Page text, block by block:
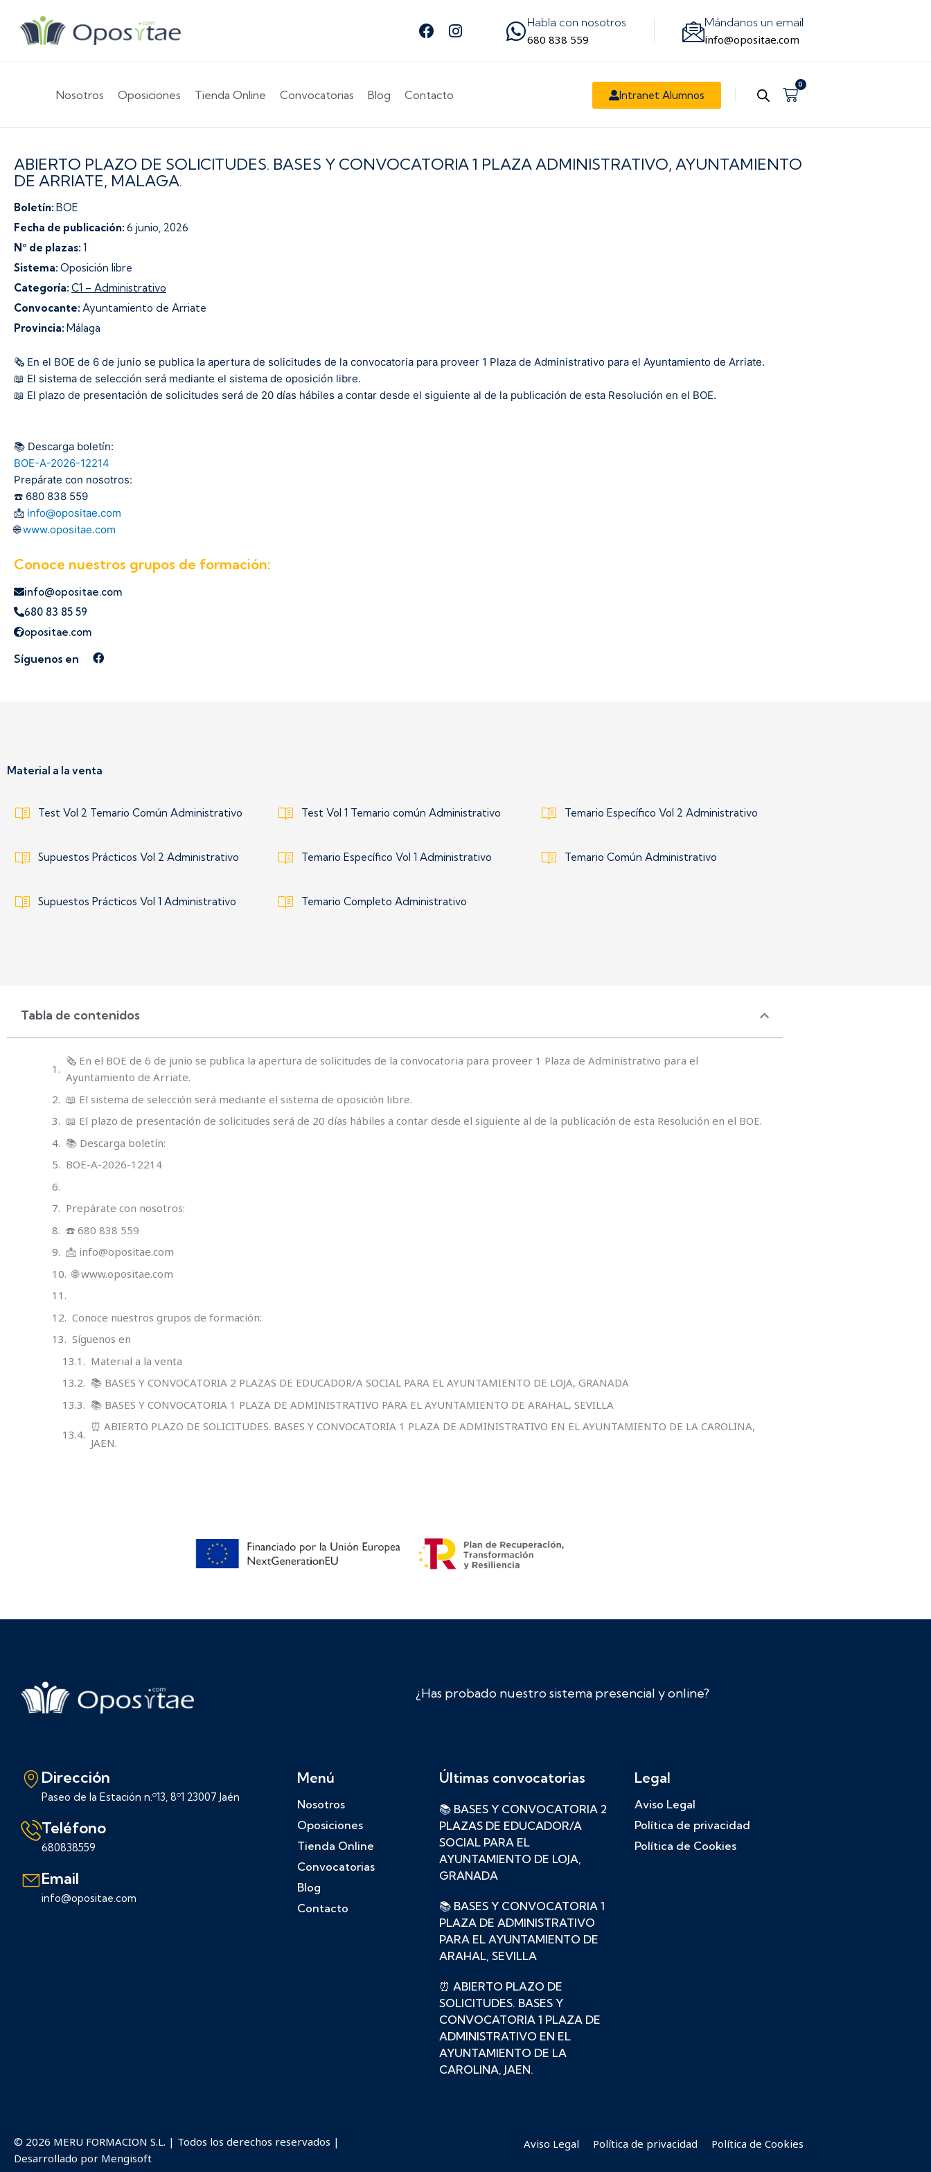
Facebook
Síguenos en Facebook
Instagram
Síguenos en Instagram
Habla con nosotros
680 838 559
Mándanos un email
info@opositae.com
Nosotros Oposiciones Tienda Online Convocatorias Blog Contacto Intranet Alumnos
0
Carrito
ABIERTO PLAZO DE SOLICITUDES. BASES Y CONVOCATORIA 1 PLAZA ADMINISTRATIVO, AYUNTAMIENTO
DE ARRIATE, MALAGA.
Boletín: BOE
Fecha de publicación: 6 junio, 2026
Nº de plazas: 1
Sistema: Oposición libre
Categoría: C1 – Administrativo
Convocante: Ayuntamiento de Arriate
Provincia: Málaga
🗞️ En el BOE de 6 de junio se publica la apertura de solicitudes de la convocatoria para proveer 1 Plaza de Administrativo para el Ayuntamiento de Arriate.
📖 El sistema de selección será mediante el sistema de oposición libre.
📖 El plazo de presentación de solicitudes será de 20 días hábiles a contar desde el siguiente al de la publicación de esta Resolución en el BOE.
📚 Descarga boletín:
BOE-A-2026-12214
Prepárate con nosotros:
☎️ 680 838 559
📩 info@opositae.com
🌐www.opositae.com
Conoce nuestros grupos de formación:
info@opositae.com
680 83 85 59
opositae.com
Síguenos en Síguenos en Facebook
Material a la venta
Test Vol 2 Temario Común Administrativo Test Vol 1 Temario común Administrativo Temario Específico Vol 2 Administrativo
Supuestos Prácticos Vol 2 Administrativo Temario Específico Vol 1 Administrativo Temario Común Administrativo
Supuestos Prácticos Vol 1 Administrativo Temario Completo Administrativo
Tabla de contenidos
🗞️ En el BOE de 6 de junio se publica la apertura de solicitudes de la convocatoria para proveer 1 Plaza de Administrativo para el
Ayuntamiento de Arriate.
📖 El sistema de selección será mediante el sistema de oposición libre.
📖 El plazo de presentación de solicitudes será de 20 días hábiles a contar desde el siguiente al de la publicación de esta Resolución en el BOE.
📚 Descarga boletín:
BOE-A-2026-12214
Prepárate con nosotros:
☎️ 680 838 559
📩 info@opositae.com
🌐 www.opositae.com
Conoce nuestros grupos de formación:
Síguenos en
Material a la venta
📚 BASES Y CONVOCATORIA 2 PLAZAS DE EDUCADOR/A SOCIAL PARA EL AYUNTAMIENTO DE LOJA, GRANADA
📚 BASES Y CONVOCATORIA 1 PLAZA DE ADMINISTRATIVO PARA EL AYUNTAMIENTO DE ARAHAL, SEVILLA
⏰ ABIERTO PLAZO DE SOLICITUDES. BASES Y CONVOCATORIA 1 PLAZA DE ADMINISTRATIVO EN EL AYUNTAMIENTO DE LA CAROLINA,
JAEN.
¿Has probado nuestro sistema presencial y online?
Dirección
Paseo de la Estación n.º13, 8º1 23007 Jaén
Teléfono
680838559
Email
info@opositae.com
Menú
Nosotros
Oposiciones
Tienda Online
Convocatorias
Blog
Contacto
Últimas convocatorias
📚 BASES Y CONVOCATORIA 2
PLAZAS DE EDUCADOR/A
SOCIAL PARA EL
AYUNTAMIENTO DE LOJA,
GRANADA
📚 BASES Y CONVOCATORIA 1
PLAZA DE ADMINISTRATIVO
PARA EL AYUNTAMIENTO DE
ARAHAL, SEVILLA
⏰ ABIERTO PLAZO DE
SOLICITUDES. BASES Y
CONVOCATORIA 1 PLAZA DE
ADMINISTRATIVO EN EL
AYUNTAMIENTO DE LA
CAROLINA, JAEN.
Legal
Aviso Legal
Política de privacidad
Política de Cookies
© 2026 MERU FORMACION S.L. | Todos los derechos reservados |
Desarrollado por Mengisoft
Aviso Legal Política de privacidad Política de Cookies